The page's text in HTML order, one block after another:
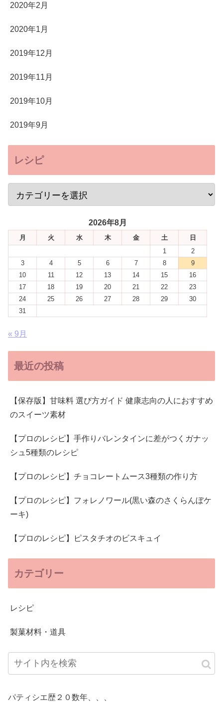
2020年2月
2020年1月
2019年12月
2019年11月
2019年10月
2019年9月
レシピ
2026年8月
月 火 水 木 金 土
日
1
2
3
4 5 6 7 8
9
10
11 12 13 14 15
16
17
18 19 20 21 22
23
24
25 26 27 28 29
30
31
« 9月
最近の投稿
【保存版】甘味料 選び方ガイド 健康志向の人におすすめ
のスイーツ素材
【プロのレシピ】手作りバレンタインに差がつくガナッ
シュ5種類のレシピ
【プロのレシピ】チョコレートムース3種類の作り方
【プロのレシピ】フォレノワール(黒い森のさくらんぼケ
ーキ)
【プロのレシピ】ピスタチオのビスキュイ
カテゴリー
レシピ
製菓材料・道具
パティシエ歴２０数年、、、